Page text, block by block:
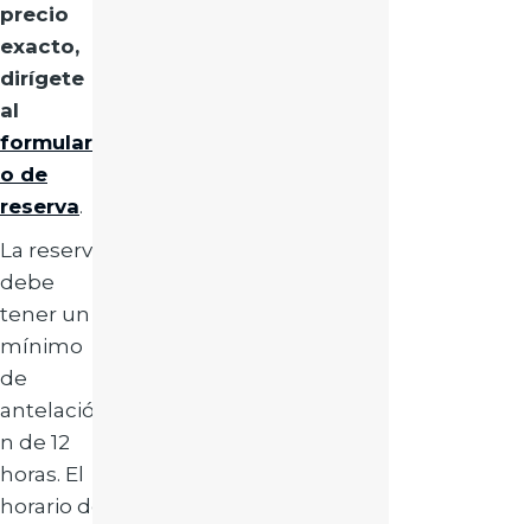
precio
exacto,
dirígete
al
formulari
o de
reserva.
La reserva
debe
tener un
mínimo
de
antelació
n de 12
horas. El
horario de